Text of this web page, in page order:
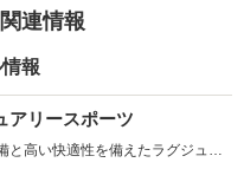
3799cc 3799cc
連情報
報
アリースポーツ
圧倒的な出力性能を誇りながら、豊富な装備と高い快適性を備えたラグジュアリースポーツ。他のマクラーレン車と同様にカーボン製キャビンを核とするシャシーが採用され、ドライビングダイナミクスや、機敏に反応するステアリング、卓越した乗り心地を実現している。エクステリアは、最上級モデルP1と似たフロントマスクが特徴。上方に跳ね上がるバタフライドアが採用され、ルーフはリトラクタブルハードトップとなっている。エンジンは最高出力650ps／最大トルク678N・mを発生する3.8L V8ツインターボで、組み合わされるミッションはツインクラッチ式の7速ATとなる（2014.4）